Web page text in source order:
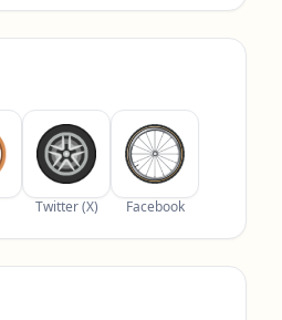
Twitter (X) Facebook